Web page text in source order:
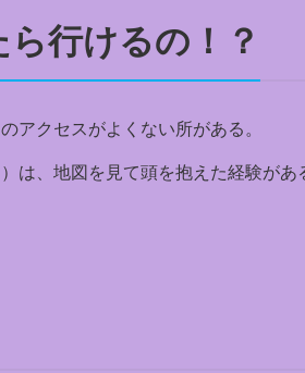
行けるの！？
アクセスがよくない所がある。
は、地図を見て頭を抱えた経験があ